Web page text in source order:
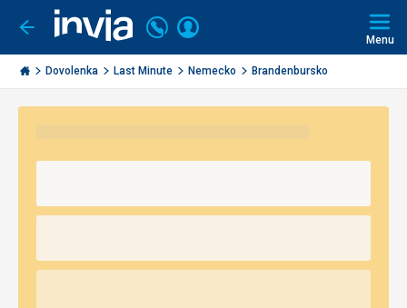
Ísť
späť
Invia.sk
Volajte
+421
2
3221
Prihlásiť
Menu
Dovolenka Last Minute Nemecko Brandenbursko